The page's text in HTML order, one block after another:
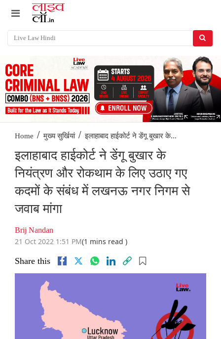
Home / मुख्य सुर्खियां / इलाहाबाद हाईकोर्ट ने डेंगू बुखार के...
इलाहाबाद हाईकोर्ट ने डेंगू बुखार के
नियंत्रण और रोकथाम के लिए उठाए गए
कदमों के संबंध में लखनऊ नगर निगम से
जवाब मांगा
Brij Nandan
21 Oct 2022 1:51 PM(1 mins read )
Share this